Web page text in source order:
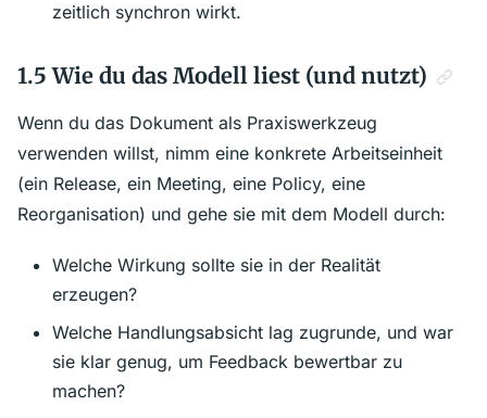
zeitlich synchron wirkt.
1.5 Wie du das Modell liest (und nutzt)
Wenn du das Dokument als Praxiswerkzeug
verwenden willst, nimm eine konkrete Arbeitseinheit
(ein Release, ein Meeting, eine Policy, eine
Reorganisation) und gehe sie mit dem Modell durch:
Welche Wirkung sollte sie in der Realität
erzeugen?
Welche Handlungsabsicht lag zugrunde, und war
sie klar genug, um Feedback bewertbar zu
machen?